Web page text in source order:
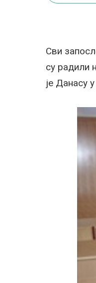
Сви
су радили
је Данасу